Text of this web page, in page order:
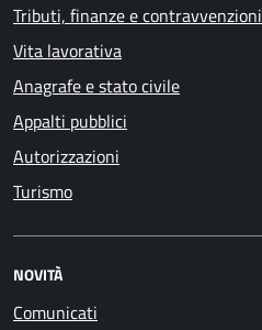
Tributi, finanze e contravvenzioni
Vita lavorativa
Anagrafe e stato civile
Appalti pubblici
Autorizzazioni
Turismo
NOVITÀ
Comunicati